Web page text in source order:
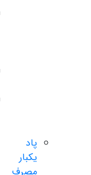
پاد
یکبار
مصرف